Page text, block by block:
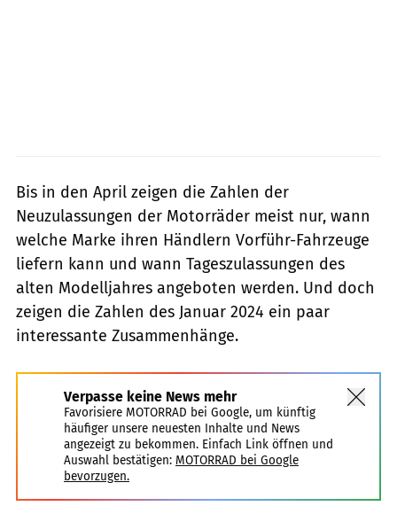
Bis in den April zeigen die Zahlen der
Neuzulassungen der Motorräder meist nur, wann
welche Marke ihren Händlern Vorführ-Fahrzeuge
liefern kann und wann Tageszulassungen des
alten Modelljahres angeboten werden. Und doch
zeigen die Zahlen des Januar 2024 ein paar
interessante Zusammenhänge.
Verpasse keine News mehr
Favorisiere MOTORRAD bei Google, um künftig
häufiger unsere neuesten Inhalte und News
angezeigt zu bekommen. Einfach Link öffnen und
Auswahl bestätigen: MOTORRAD bei Google
bevorzugen.